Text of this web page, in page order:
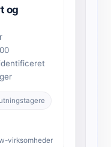
og
virksomheder